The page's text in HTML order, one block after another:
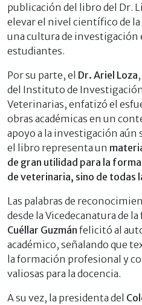
publicación del libro del Dr.
elevar el nivel científico de
una cultura de investigación
estudiantes.
Por su parte, el Dr. Ariel Loza
del Instituto de Investigación
Veterinarias, enfatizó el
obras académicas en un
apoyo a la investigación aún
el libro representa un
de gran utilidad para la
de veterinaria, sino de todas
Las palabras de
desde la Vicedecanatura de la
Cuéllar Guzmán felicitó al
académico, señalando que
la formación profesional y
valiosas para la docencia.
A su vez, la presidenta del